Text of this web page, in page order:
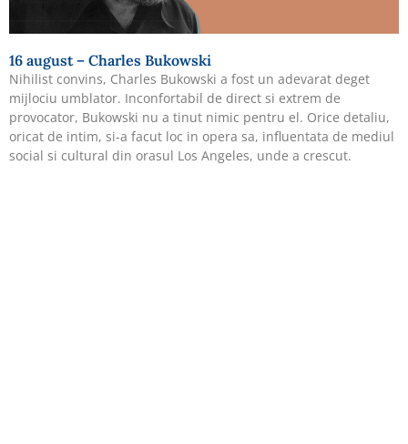
16 august – Charles Bukowski
Nihilist convins, Charles Bukowski a fost un adevarat deget
mijlociu umblator. Inconfortabil de direct si extrem de
provocator, Bukowski nu a tinut nimic pentru el. Orice detaliu,
oricat de intim, si-a facut loc in opera sa, influentata de mediul
social si cultural din orasul Los Angeles, unde a crescut.